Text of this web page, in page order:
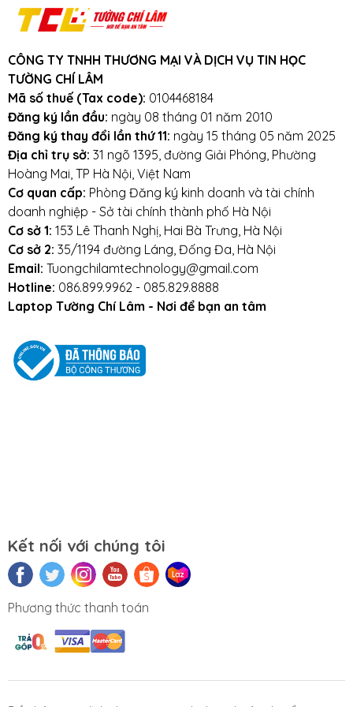
Cam kết:Tường Chí Lâm
chất lượng cao. Với tiêu chí chất lượng là
hàng đầu, chúng thôi cam kết không bán
hàng kém chất lượng, gây ảnh hưởng
đến laptop của khách hàng.
Lâm – Điểm 10 cho sự tin cậy
Lưu ý khi sử dụng pin laptop:
Tránh pin bị va đập, rơi vỡ, móp méo, tác
động vật lý bên ngoài vào
Tránh pin tiếp xúc với nước.
Tắt các ứng dụng không cần thiết khi sử dụng
laptop.
Mọi yêu cầu đặt hàng, hỗ trợ tư vấn sản
Website:https://tuongchilam.com
CÔNG TY TNHH THƯƠNG MẠI VÀ DỊCH VỤ TIN HỌC
TƯỜNG CHÍ LÂM
Mã số thuế (Tax code): 0104468184
Đăng ký lần đầu: ngày 08 tháng 01 năm 2010
Đăng ký thay đổi lần thứ 11: ngày 15 tháng 05 năm 2025
Địa chỉ trụ sở: 31 ngõ 1395, đường Giải Phóng, Phường
Hoàng Mai, TP Hà Nội, Việt Nam
Cơ quan cấp: Phòng Đăng ký kinh doanh và tài chính
doanh nghiệp - Sở tài chính thành phố Hà Nội
Cơ sở 1: 153 Lê Thanh Nghị, Hai Bà Trưng, Hà Nội
Cơ sở 2: 35/1194 đường Láng, Đống Đa, Hà Nội
Email: Tuongchilamtechnology@gmail.com
Hotline: 086.899.9962 - 085.829.8888
Laptop Tường Chí Lâm - Nơi để bạn an tâm
Kết nối với chúng tôi
Phương thức thanh toán